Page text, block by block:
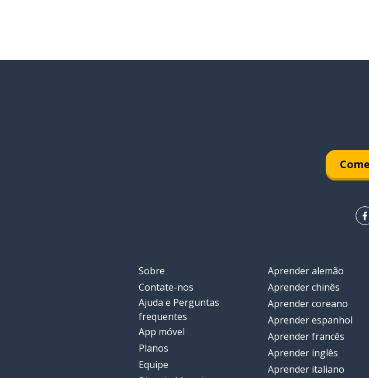
Sobre
Contate-nos
Ajuda e Perguntas
frequentes
App móvel
Planos
Equipe
Aprender alemão
Aprender chinês
Aprender coreano
Aprender espanhol
Aprender francês
Aprender inglês
Aprender italiano